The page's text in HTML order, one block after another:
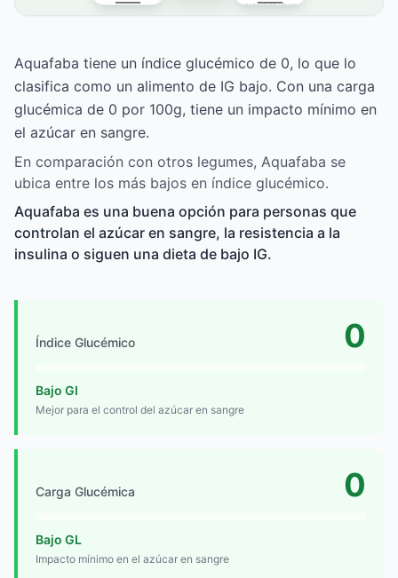
Aquafaba tiene un índice glucémico de 0, lo que lo
clasifica como un alimento de IG bajo. Con una carga
glucémica de 0 por 100g, tiene un impacto mínimo en
el azúcar en sangre.
En comparación con otros legumes, Aquafaba se
ubica entre los más bajos en índice glucémico.
Aquafaba es una buena opción para personas que
controlan el azúcar en sangre, la resistencia a la
insulina o siguen una dieta de bajo IG.
Índice Glucémico 0
Bajo GI
Mejor para el control del azúcar en sangre
Carga Glucémica 0
Bajo GL
Impacto mínimo en el azúcar en sangre